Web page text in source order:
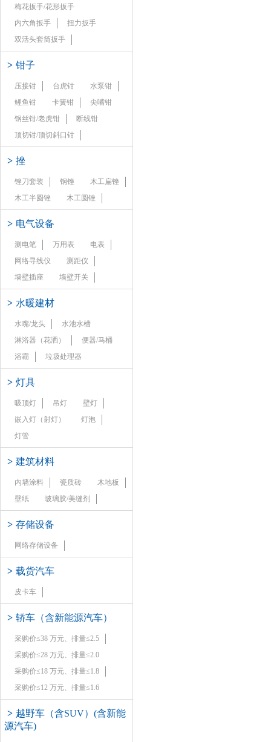
梅花扳手/花形扳手
内六角扳手
扭力扳手
双活头套筒扳手
> 钳子
压接钳 台虎钳
水泵钳
鲤鱼钳
卡簧钳
尖嘴钳
钢丝钳/老虎钳
断线钳
顶切钳/顶切斜口钳
> 挫
锉刀套装 钢锉
木工扁锉
木工半圆锉
木工圆锉
> 电气设备
测电笔 万用表
电表
网络寻线仪
测距仪
墙壁插座
墙壁开关
> 水暖建材
水嘴/龙头
水池水槽
淋浴器（花洒）
便器/马桶
浴霸
垃圾处理器
> 灯具
吸顶灯 吊灯
壁灯
嵌入灯（射灯）
灯泡
灯管
> 建筑材料
内墙涂料 瓷质砖
木地板
壁纸
玻璃胶/美缝剂
> 存储设备
网络存储设备
> 载货汽车
皮卡车
> 轿车（含新能源汽车）
采购价≤38 万元、排量≤2.5
采购价≤28 万元、排量≤2.0
采购价≤18 万元、排量≤1.8
采购价≤12 万元、排量≤1.6
> 越野车（含SUV）(含新能
源汽车)